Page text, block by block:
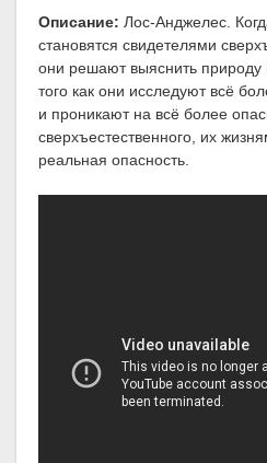
Описание: Лос-Анджелес.
становятся свидетелями
они решают выяснить
того как они исследуют всё
и проникают на всё более
сверхъестественного, их
реальная опасность.